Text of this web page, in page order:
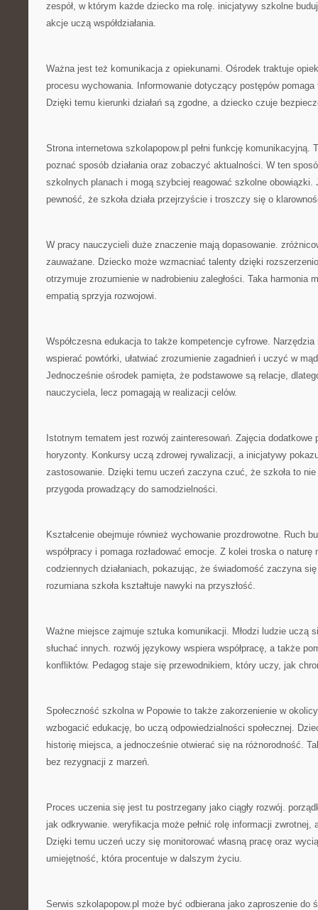
zespół, w którym każde dziecko ma rolę. inicjatywy szkolne
akcje uczą współdziałania.
Ważna jest też komunikacja z opiekunami. Ośrodek traktuje
procesu wychowania. Informowanie dotyczący postępów
Dzięki temu kierunki działań są zgodne, a dziecko czuje
Strona internetowa szkolapopow.pl pełni funkcję komunikacyjną.
poznać sposób działania oraz zobaczyć aktualności. W ten
szkolnych planach i mogą szybciej reagować szkolne obowiązki.
pewność, że szkoła działa przejrzyście i troszczy się o
W pracy nauczycieli duże znaczenie mają dopasowanie.
zauważane. Dziecko może wzmacniać talenty dzięki
otrzymuje zrozumienie w nadrobieniu zaległości. Taka harmonia
empatią sprzyja rozwojowi.
Współczesna edukacja to także kompetencje cyfrowe.
wspierać powtórki, ułatwiać zrozumienie zagadnień i uczyć w
Jednocześnie ośrodek pamięta, że podstawowe są relacje,
nauczyciela, lecz pomagają w realizacji celów.
Istotnym tematem jest rozwój zainteresowań. Zajęcia dodatkowe
horyzonty. Konkursy uczą zdrowej rywalizacji, a inicjatywy
zastosowanie. Dzięki temu uczeń zaczyna czuć, że szkoła to
przygoda prowadzący do samodzielności.
Kształcenie obejmuje również wychowanie prozdrowotne. Ruch
współpracy i pomaga rozładować emocje. Z kolei troska o naturę
codziennych działaniach, pokazując, że świadomość zaczyna
rozumiana szkoła kształtuje nawyki na przyszłość.
Ważne miejsce zajmuje sztuka komunikacji. Młodzi ludzie uczą
słuchać innych. rozwój językowy wspiera współpracę, a także
konfliktów. Pedagog staje się przewodnikiem, który uczy, jak
Społeczność szkolna w Popowie to także zakorzenienie w
wzbogacić edukację, bo uczą odpowiedzialności społecznej.
historię miejsca, a jednocześnie otwierać się na różnorodność.
bez rezygnacji z marzeń.
Proces uczenia się jest tu postrzegany jako ciągły rozwój.
jak odkrywanie. weryfikacja może pełnić rolę informacji zwrotnej,
Dzięki temu uczeń uczy się monitorować własną pracę oraz
umiejętność, która procentuje w dalszym życiu.
Serwis szkolapopow.pl może być odbierana jako zaproszenie do